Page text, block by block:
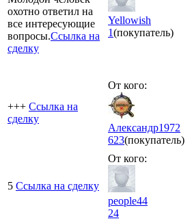
охотно ответил на
все интересующие
вопросы.Ссылка на
сделку
Yellowish
1(покупатель)
+++ Ссылка на
сделку
От кого:
Александр1972
623(покупатель)
5 Ссылка на сделку
От кого:
people44
24